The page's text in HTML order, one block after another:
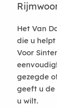
Het Van
die u
Voor
gezegde
geeft u de
u wilt.